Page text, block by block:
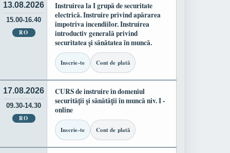
13.08.2026
15.00-16.40
RO
Instruirea la I grupă de securitate
electrică. Instruire privind apărarea
împotriva incendiilor. Instruirea
introductiv generală privind
securitatea și sănătatea în muncă.
Inscrie-te Cont de plată
17.08.2026
09.30-14.30
RO
CURS de instruire în domeniul
securității și sănătății în muncă niv. I -
online
Inscrie-te Cont de plată